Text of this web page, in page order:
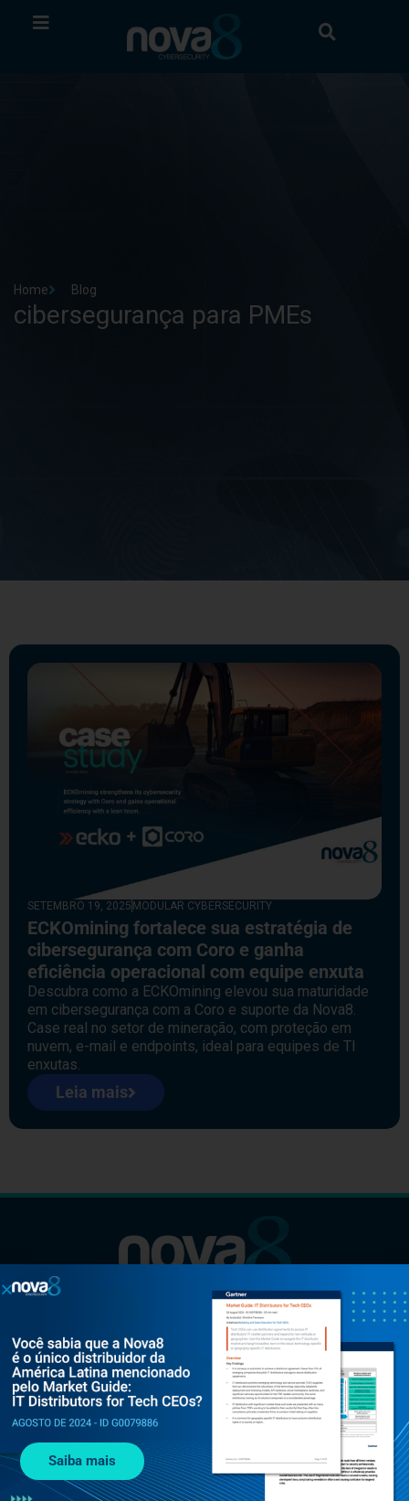
Home Blog
cibersegurança para PMEs
SETEMBRO 19, 2025 MODULAR CYBERSECURITY
ECKOmining fortalece sua estratégia de
cibersegurança com Coro e ganha
eficiência operacional com equipe enxuta
Descubra como a ECKOmining elevou sua maturidade
em cibersegurança com a Coro e suporte da Nova8.
Case real no setor de mineração, com proteção em
nuvem, e-mail e endpoints, ideal para equipes de TI
enxutas.
Leia mais
Al. Rio Negro, 585 - Torre Jaçarí - 13º andar Conjunto 134 -
+55 (11) 3375 0133
Saiba mais